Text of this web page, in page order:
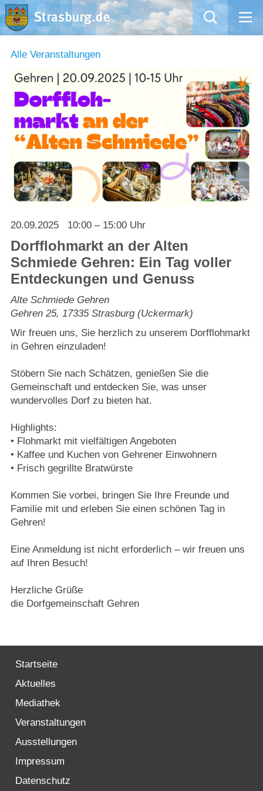
Mängelmeldung
Aktuelles
Natur – Kultur – Tourismus
Wirtschaft
Strasburger Ehrenamtspreis „SBG“
Welcome to Strasburg (Uckermark)
Ласкаво просимо до Штрасбурга (Уккермарк)
Bine ați venit în Strasburg (Uckermark)
Online-Bewerbungen
Sprache/Language
Alle Veranstaltungen
20.09.2025 10:00 – 15:00 Uhr
Dorfflohmarkt an der Alten
Schmiede Gehren: Ein Tag voller
Entdeckungen und Genuss
Alte Schmiede Gehren
Gehren 25,17335 Strasburg (Uckermark)
Wir freuen uns, Sie herzlich zu unserem Dorfflohmarkt
in Gehren einzuladen!
Stöbern Sie nach Schätzen, genießen Sie die
Gemeinschaft und entdecken Sie, was unser
wundervolles Dorf zu bieten hat.
Highlights:
• Flohmarkt mit vielfältigen Angeboten
• Kaffee und Kuchen von Gehrener Einwohnern
• Frisch gegrillte Bratwürste
Kommen Sie vorbei, bringen Sie Ihre Freunde und
Familie mit und erleben Sie einen schönen Tag in
Gehren!
Eine Anmeldung ist nicht erforderlich – wir freuen uns
auf Ihren Besuch!
Herzliche Grüße
die Dorfgemeinschaft Gehren
Startseite
Aktuelles
Mediathek
Veranstaltungen
Ausstellungen
Impressum
Datenschutz